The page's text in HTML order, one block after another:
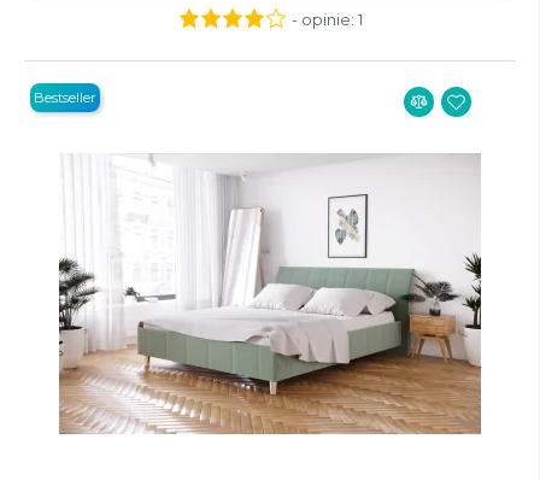
- opinie: 1
Bestseller